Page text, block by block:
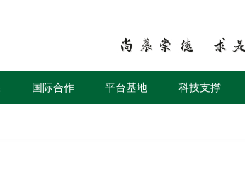
国际合作 平台基地 科技支撑